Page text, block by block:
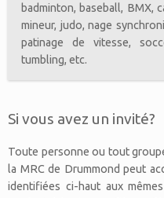
badminton, baseball, BMX,
mineur, judo, nage
patinage de vitesse,
tumbling, etc.
Si vous avez un invité?
Toute personne ou tout
la MRC de Drummond peut
identifiées ci-haut aux